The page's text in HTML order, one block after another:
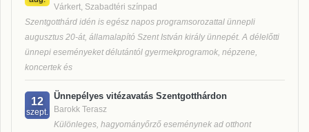
Várkert, Szabadtéri színpad
Szentgotthárd idén is egész napos programsorozattal ünnepli
augusztus 20-át, államalapító Szent István király ünnepét. A délelőtti
ünnepi eseményeket délutántól gyermekprogramok, népzene,
koncertek és
12
szept.
Ünnepélyes vitézavatás Szentgotthárdon
Barokk Terasz
Különleges, hagyományőrző eseménynek ad otthont